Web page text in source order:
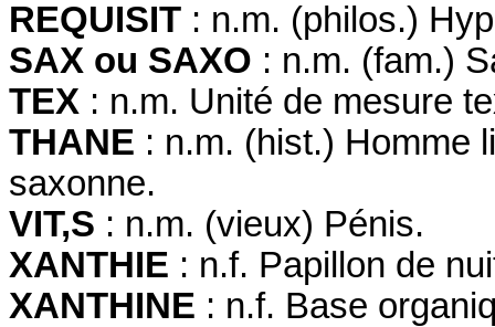
REQUISIT : n.m. (philos.)
SAX ou SAXO : n.m. (fam.)
TEX : n.m. Unité de mesure
THANE : n.m. (hist.) Homme
saxonne.
VIT,S : n.m. (vieux) Pénis.
XANTHIE : n.f. Papillon de
XANTHINE : n.f. Base